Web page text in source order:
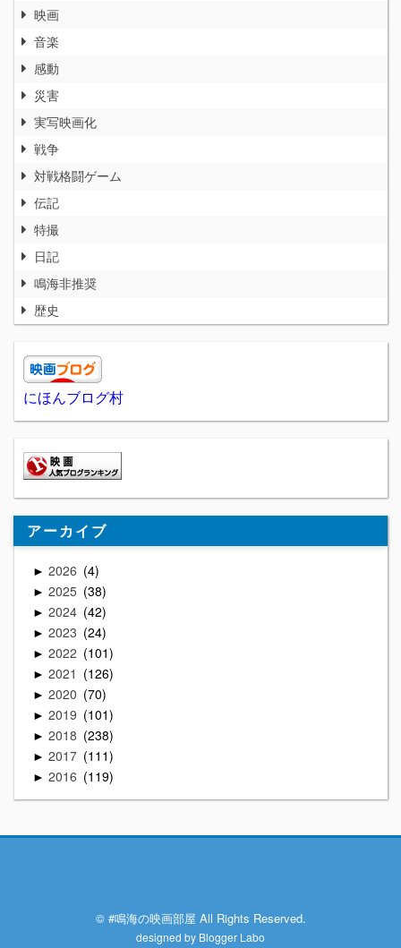
映画
音楽
感動
災害
実写映画化
戦争
対戦格闘ゲーム
伝記
特撮
日記
鳴海非推奨
歴史
にほんブログ村
アーカイブ
► 2026 4
► 2025 38
► 2024 42
► 2023 24
► 2022 101
► 2021 126
► 2020 70
► 2019 101
► 2018 238
► 2017 111
► 2016 119
© #鳴海の映画部屋 All Rights Reserved.
designed by Blogger Labo